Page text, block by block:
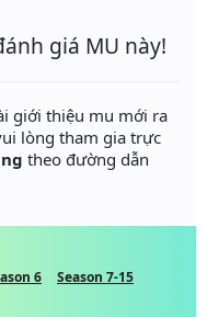
giá MU này!
giới thiệu mu mới ra
lòng tham gia trực
theo đường dẫn
6
Season 7-15